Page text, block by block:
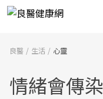
良醫 生活 心靈
情緒會傳